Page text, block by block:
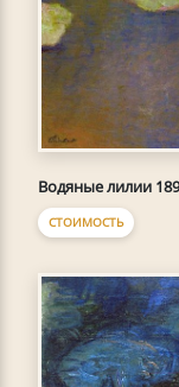
Водяные лилии
СТОИМОСТЬ